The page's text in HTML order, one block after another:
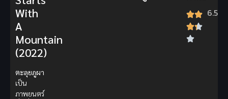
6.5
With
A
Mountain
(2022)
ตะลุยภูผา
เป็น
ภาพยนตร์